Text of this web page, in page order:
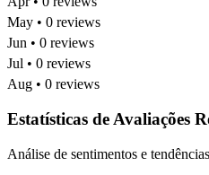
May • 0 reviews
Jun • 0 reviews
Jul • 0 reviews
Aug • 0 reviews
Estatísticas de Avaliações
Análise de sentimentos e